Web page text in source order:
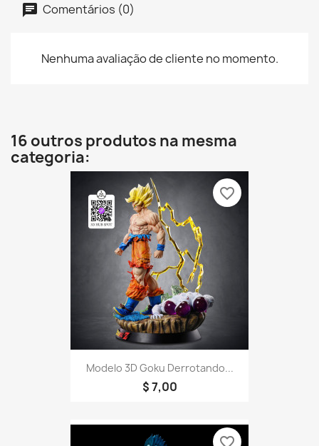
Comentários (0)
Nenhuma avaliação de cliente no momento.
16 outros produtos na mesma
categoria:
Modelo 3D Goku Derrotando...
$ 7,00
favorite_border
favorite_border